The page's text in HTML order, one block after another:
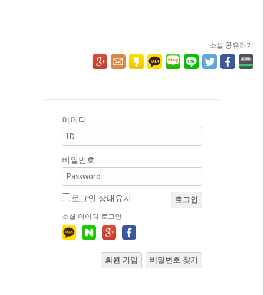
소셜 공유하기
아이디
비밀번호
로그인 상태유지 로그인
소셜 아이디 로그인
회원 가입 비밀번호 찾기